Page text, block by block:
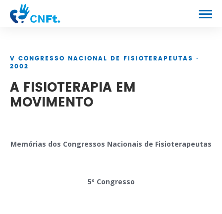
NOTÍCIAS
CONTACTOS
V CONGRESSO NACIONAL DE FISIOTERAPEUTAS ·
2002
A FISIOTERAPIA EM
MOVIMENTO
Memórias dos Congressos Nacionais de Fisioterapeutas
5º Congresso